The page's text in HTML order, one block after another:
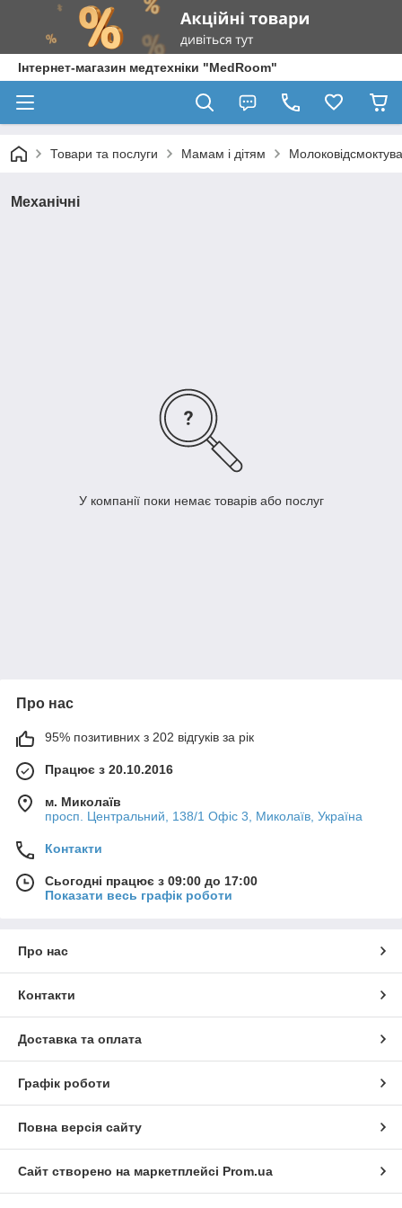
Інтернет-магазин медтехніки "MedRoom"
Товари та послуги Мамам і дітям
Механічні
У компанії поки немає товарів або послуг
Про нас
95% позитивних з 202 відгуків за рік
Працює з 20.10.2016
м. Миколаїв
просп. Центральний, 138/1 Офіс 3, Миколаїв, Україна
Контакти
Сьогодні працює з 09:00 до 17:00
Показати весь графік роботи
Про нас
Контакти
Доставка та оплата
Графік роботи
Повна версія сайту
Сайт створено на маркетплейсі Prom.ua